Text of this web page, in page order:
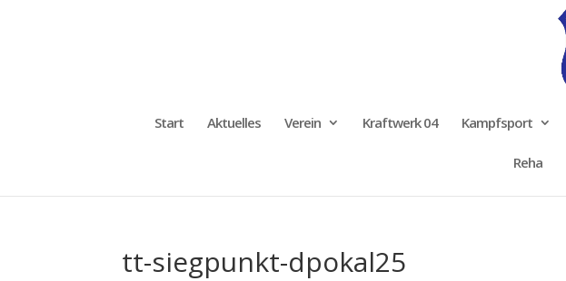
Start Aktuelles Verein Kraftwerk 04 Kampfsport
Reha
tt-siegpunkt-dpokal25